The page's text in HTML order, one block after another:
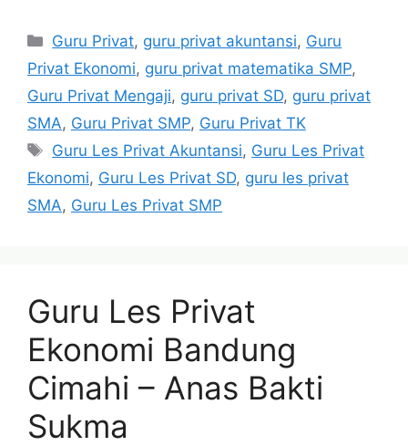
Categories
Guru Privat, guru privat akuntansi, Guru
Privat Ekonomi, guru privat matematika SMP,
Guru Privat Mengaji, guru privat SD, guru privat
SMA, Guru Privat SMP, Guru Privat TK
Tags
Guru Les Privat Akuntansi, Guru Les Privat
Ekonomi, Guru Les Privat SD, guru les privat
SMA, Guru Les Privat SMP
Guru Les Privat
Ekonomi Bandung
Cimahi – Anas Bakti
Sukma